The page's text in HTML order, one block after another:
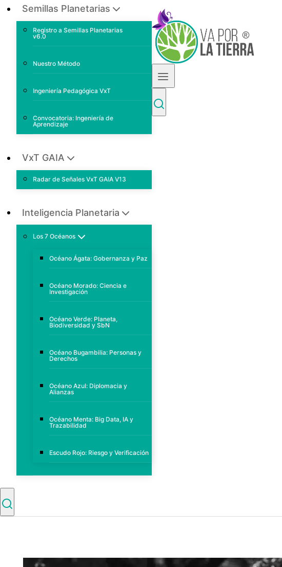
Semillas Planetarias
Registro a Semillas Planetarias
v6.0
Nuestro Método
Ingeniería Pedagógica VxT
Convocatoria: Ingeniería de
Aprendizaje
VxT GAIA
Radar de Señales VxT GAIA V13
Inteligencia Planetaria
Los 7 Océanos
Océano Ágata: Gobernanza y Paz
Océano Morado: Ciencia e
Investigación
Océano Verde: Planeta,
Biodiversidad y SbN
Océano Bugambilia: Personas y
Derechos
Océano Azul: Diplomacia y
Alianzas
Océano Menta: Big Data, IA y
Trazabilidad
Escudo Rojo: Riesgo y Verificación